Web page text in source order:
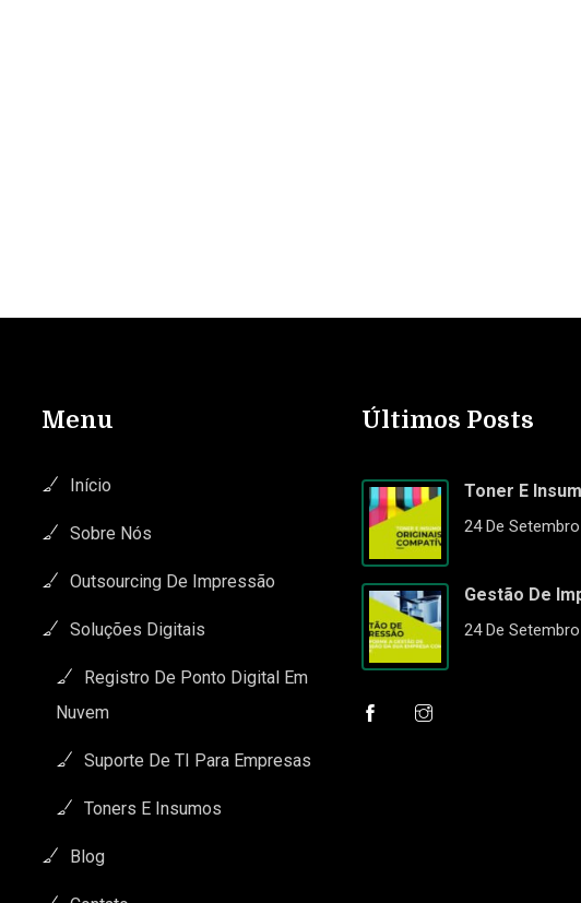
Menu
Início
Sobre Nós
Outsourcing De Impressão
Soluções Digitais
Registro De Ponto Digital Em
Nuvem
Suporte De TI Para Empresas
Toners E Insumos
Blog
Últimos Posts
Toner E
24 De
Gestão De
24 De